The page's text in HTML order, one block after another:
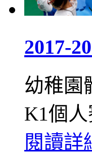
2017-
幼稚
K1個
閱讀詳